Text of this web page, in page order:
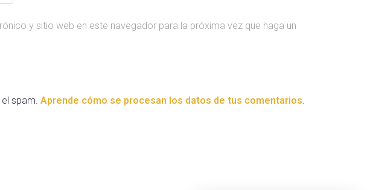
y sitio web en este navegador para la próxima vez que haga un
spam. Aprende cómo se procesan los datos de tus comentarios.